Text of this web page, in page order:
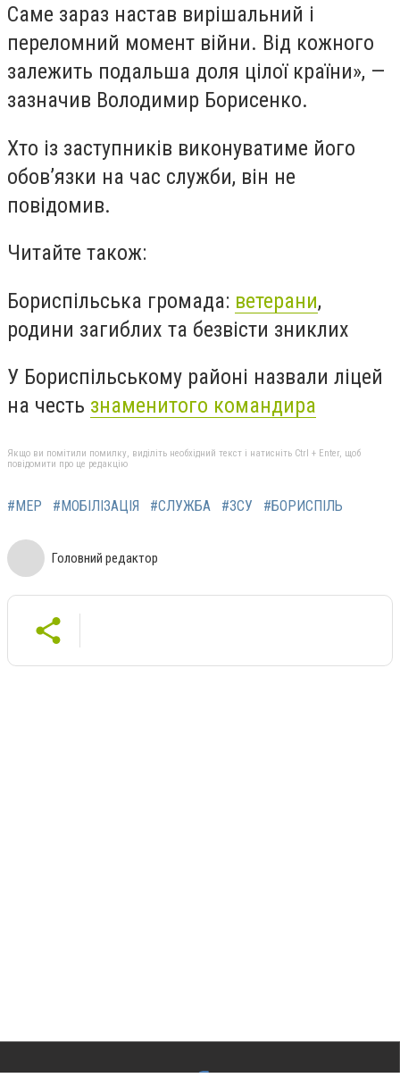
Саме зараз настав вирішальний і
переломний момент війни. Від кожного
залежить подальша доля цілої країни», —
зазначив Володимир Борисенко.
Хто із заступників виконуватиме його
обов’язки на час служби, він не
повідомив.
Читайте також:
Бориспільська громада: ветерани,
родини загиблих та безвісти зниклих
У Бориспільському районі назвали ліцей
на честь знаменитого командира
Якщо ви помітили помилку, виділіть необхідний текст і натисніть Ctrl + Enter, щоб
повідомити про це редакцію
#МЕР #МОБІЛІЗАЦІЯ #СЛУЖБА #ЗСУ #БОРИСПІЛЬ
Головний редактор